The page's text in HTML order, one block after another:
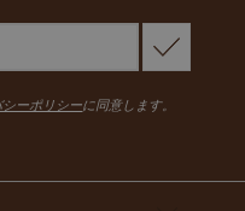
シーポリシーに同意します。